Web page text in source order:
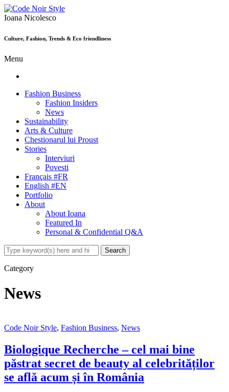
Ioana Nicolesco
Culture, Fashion, Trends & Eco friendliness
Menu
Fashion Business
Fashion Insiders
News
Sustainability
Arts & Culture
Chestionarul lui Proust
Stories
Interviuri
Povesti
Français #FR
English #EN
Portfolio
About
About Ioana
Featured In
Personal & Confidential Q&A
Category
News
Code Noir Style, Fashion Business, News
Biologique Recherche – cel mai bine
păstrat secret de beauty al celebrităților
se află acum și în România